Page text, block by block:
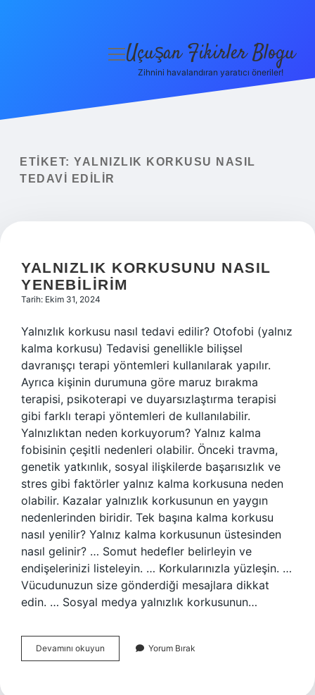
Yasal Uyarı
menüyü
Uçuşan Fikirler Blogu
Zihnini havalandıran yaratıcı öneriler!
ETIKET: YALNIZLIK KORKUSU NASIL
TEDAVI EDILIR
YALNIZLIK KORKUSUNU NASIL
YENEBILIRIM
Tarih: Ekim 31, 2024
Yalnızlık korkusu nasıl tedavi edilir? Otofobi (yalnız
kalma korkusu) Tedavisi genellikle bilişsel
davranışçı terapi yöntemleri kullanılarak yapılır.
Ayrıca kişinin durumuna göre maruz bırakma
terapisi, psikoterapi ve duyarsızlaştırma terapisi
gibi farklı terapi yöntemleri de kullanılabilir.
Yalnızlıktan neden korkuyorum? Yalnız kalma
fobisinin çeşitli nedenleri olabilir. Önceki travma,
genetik yatkınlık, sosyal ilişkilerde başarısızlık ve
stres gibi faktörler yalnız kalma korkusuna neden
olabilir. Kazalar yalnızlık korkusunun en yaygın
nedenlerinden biridir. Tek başına kalma korkusu
nasıl yenilir? Yalnız kalma korkusunun üstesinden
nasıl gelinir? … Somut hedefler belirleyin ve
endişelerinizi listeleyin. … Korkularınızla yüzleşin. …
Vücudunuzun size gönderdiği mesajlara dikkat
edin. … Sosyal medya yalnızlık korkusunun…
Devamını okuyun Yalnızlık
Korkusunu
Yorum Bırak